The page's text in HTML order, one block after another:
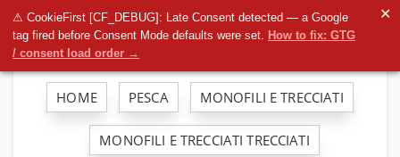
⚠ CookieFirst [CF_DEBUG]: Late Consent detected — a Google
tag fired before Consent Mode defaults were set. How to fix: GTG
/ consent load order →
✕
HOME PESCA MONOFILI E TRECCIATI
MONOFILI E TRECCIATI TRECCIATI